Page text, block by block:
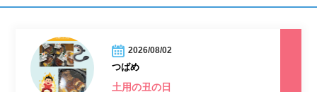
2026/08/02
つばめ
土用の丑の日